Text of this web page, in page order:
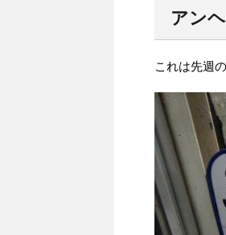
アン
これは先週